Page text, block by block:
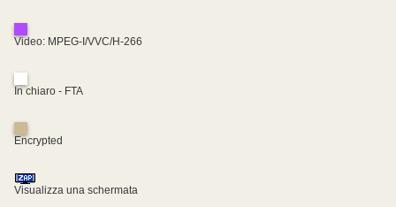
Video: MPEG-I/VVC/H-266
In chiaro - FTA
Encrypted
Visualizza una schermata